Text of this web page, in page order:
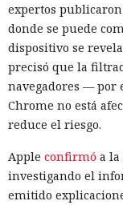
expertos
donde se puede
dispositivo se
precisó que la
navegadores — por
Chrome no está
reduce el riesgo.
Apple confirmó a la
investigando el
emitido